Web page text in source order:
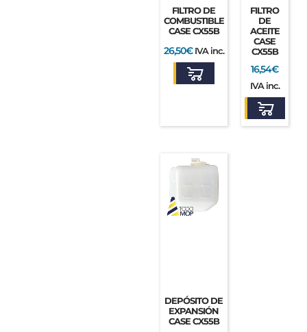
FILTRO DE
COMBUSTIBLE
CASE CX55B
26,50€ IVA inc.
FILTRO
DE
ACEITE
CASE
CX55B
16,54€
IVA inc.
DEPÓSITO DE
EXPANSIÓN
CASE CX55B